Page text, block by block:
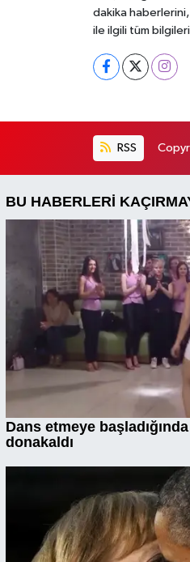
dakika
ile ilgili tüm
RSS